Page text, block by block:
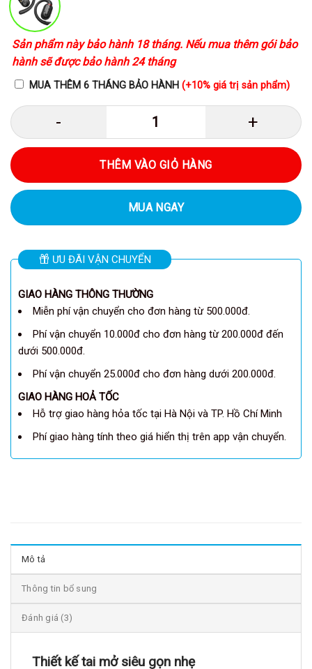
Sản phẩm này bảo hành 18 tháng. Nếu mua thêm gói bảo
hành sẽ được bảo hành 24 tháng
MUA THÊM 6 THÁNG BẢO HÀNH (+10% giá trị sản phẩm)
Anker A3873 - Tai nghe bluetooth
THÊM VÀO GIỎ HÀNG
MUA NGAY
ƯU ĐÃI VẬN CHUYỂN
GIAO HÀNG THÔNG THƯỜNG
Miễn phí vận chuyển cho đơn hàng từ 500.000đ.
Phí vận chuyển 10.000đ cho đơn hàng từ 200.000đ đến
dưới 500.000đ.
Phí vận chuyển 25.000đ cho đơn hàng dưới 200.000đ.
GIAO HÀNG HOẢ TỐC
Hỗ trợ giao hàng hỏa tốc tại Hà Nội và TP. Hồ Chí Minh
Phí giao hàng tính theo giá hiển thị trên app vận chuyển.
Mô tả
Thông tin bổ sung
Đánh giá (3)
Thiết kế tai mở siêu gọn nhẹ